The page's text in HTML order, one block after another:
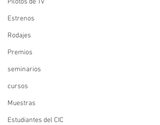
Pilotos de Tv
Estrenos
Rodajes
Premios
seminarios
cursos
Muestras
Estudiantes del CIC